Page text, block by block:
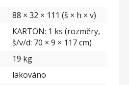
88 × 32 × 111 (š × h × v)
KARTON: 1 ks (rozměry,
š/v/d: 70 × 9 × 117 cm)
19 kg
lakováno